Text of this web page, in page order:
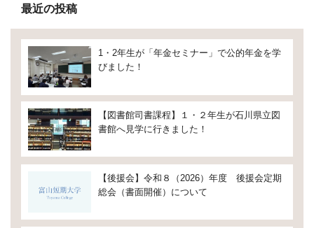
最近の投稿
1・2年生が「年金セミナー」で公的年金を学
びました！
【図書館司書課程】１・２年生が石川県立図
書館へ見学に行きました！
【後援会】令和８（2026）年度 後援会定期
総会（書面開催）について